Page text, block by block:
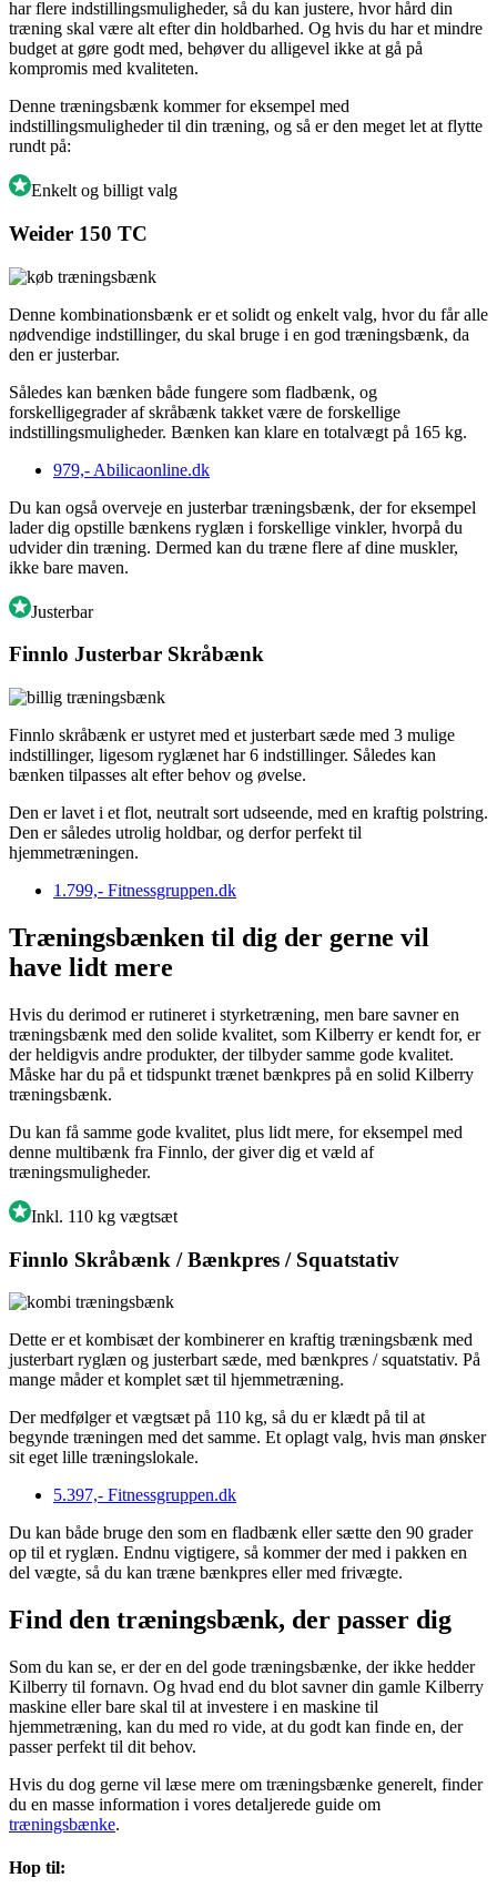
har flere indstillingsmuligheder, så du kan justere, hvor hård din
træning skal være alt efter din holdbarhed. Og hvis du har et mindre
budget at gøre godt med, behøver du alligevel ikke at gå på
kompromis med kvaliteten.
Denne træningsbænk kommer for eksempel med
indstillingsmuligheder til din træning, og så er den meget let at flytte
rundt på:
Enkelt og billigt valg
Weider 150 TC
Denne kombinationsbænk er et solidt og enkelt valg, hvor du får alle
nødvendige indstillinger, du skal bruge i en god træningsbænk, da
den er justerbar.
Således kan bænken både fungere som fladbænk, og
forskelligegrader af skråbænk takket være de forskellige
indstillingsmuligheder. Bænken kan klare en totalvægt på 165 kg.
979,- Abilicaonline.dk
Du kan også overveje en justerbar træningsbænk, der for eksempel
lader dig opstille bænkens ryglæn i forskellige vinkler, hvorpå du
udvider din træning. Dermed kan du træne flere af dine muskler,
ikke bare maven.
Justerbar
Finnlo Justerbar Skråbænk
Finnlo skråbænk er ustyret med et justerbart sæde med 3 mulige
indstillinger, ligesom ryglænet har 6 indstillinger. Således kan
bænken tilpasses alt efter behov og øvelse.
Den er lavet i et flot, neutralt sort udseende, med en kraftig polstring.
Den er således utrolig holdbar, og derfor perfekt til
hjemmetræningen.
1.799,- Fitnessgruppen.dk
Træningsbænken til dig der gerne vil
have lidt mere
Hvis du derimod er rutineret i styrketræning, men bare savner en
træningsbænk med den solide kvalitet, som Kilberry er kendt for, er
der heldigvis andre produkter, der tilbyder samme gode kvalitet.
Måske har du på et tidspunkt trænet bænkpres på en solid Kilberry
træningsbænk.
Du kan få samme gode kvalitet, plus lidt mere, for eksempel med
denne multibænk fra Finnlo, der giver dig et væld af
træningsmuligheder.
Inkl. 110 kg vægtsæt
Finnlo Skråbænk / Bænkpres / Squatstativ
Dette er et kombisæt der kombinerer en kraftig træningsbænk med
justerbart ryglæn og justerbart sæde, med bænkpres / squatstativ. På
mange måder et komplet sæt til hjemmetræning.
Der medfølger et vægtsæt på 110 kg, så du er klædt på til at
begynde træningen med det samme. Et oplagt valg, hvis man ønsker
sit eget lille træningslokale.
5.397,- Fitnessgruppen.dk
Du kan både bruge den som en fladbænk eller sætte den 90 grader
op til et ryglæn. Endnu vigtigere, så kommer der med i pakken en
del vægte, så du kan træne bænkpres eller med frivægte.
Find den træningsbænk, der passer dig
Som du kan se, er der en del gode træningsbænke, der ikke hedder
Kilberry til fornavn. Og hvad end du blot savner din gamle Kilberry
maskine eller bare skal til at investere i en maskine til
hjemmetræning, kan du med ro vide, at du godt kan finde en, der
passer perfekt til dit behov.
Hvis du dog gerne vil læse mere om træningsbænke generelt, finder
du en masse information i vores detaljerede guide om
træningsbænke.
Hop til: